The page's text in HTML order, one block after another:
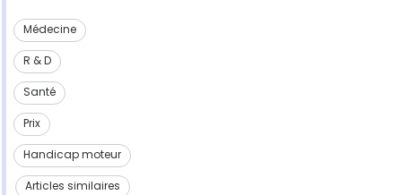
Médecine
R & D
Santé
Prix
Handicap moteur
Articles similaires